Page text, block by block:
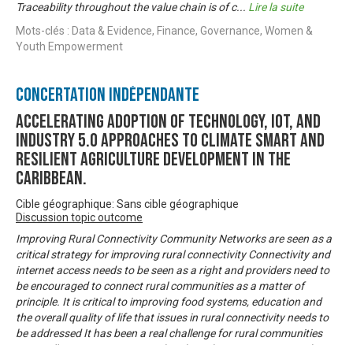
Traceability throughout the value chain is of c... Lire la suite
Mots-clés : Data & Evidence, Finance, Governance, Women &
Youth Empowerment
Concertation Indépendante
Accelerating Adoption of Technology, IOT, and
Industry 5.0 approaches to climate smart and
resilient agriculture development in the
Caribbean.
Cible géographique: Sans cible géographique
Discussion topic outcome
Improving Rural Connectivity Community Networks are seen as a
critical strategy for improving rural connectivity Connectivity and
internet access needs to be seen as a right and providers need to
be encouraged to connect rural communities as a matter of
principle. It is critical to improving food systems, education and
the overall quality of life that issues in rural connectivity needs to
be addressed It has been a real challenge for rural communities